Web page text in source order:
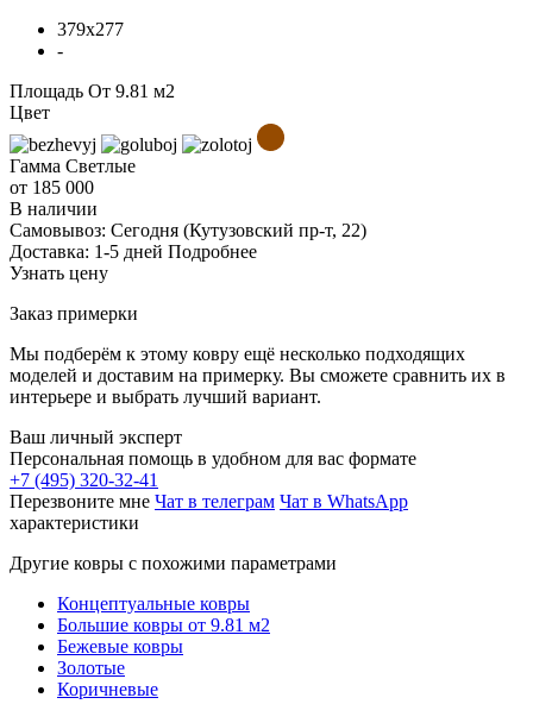
379x277
-
Площадь От 9.81 м2
Цвет
Гамма Светлые
от 185 000
В наличии
Самовывоз: Сегодня (Кутузовский пр-т, 22)
Доставка: 1-5 дней Подробнее
Узнать цену
Заказ примерки
Мы подберём к этому ковру ещё несколько подходящих
моделей и доставим на примерку. Вы сможете сравнить их в
интерьере и выбрать лучший вариант.
Ваш личный эксперт
Персональная помощь в удобном для вас формате
+7 (495) 320-32-41
Перезвоните мне Чат в телеграм Чат в WhatsApp
характеристики
Другие ковры с похожими параметрами
Концептуальные ковры
Большие ковры от 9.81 м2
Бежевые ковры
Золотые
Коричневые